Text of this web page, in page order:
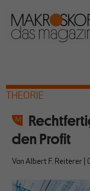
THEORIE
den Profit
Von Albert F. Reiterer